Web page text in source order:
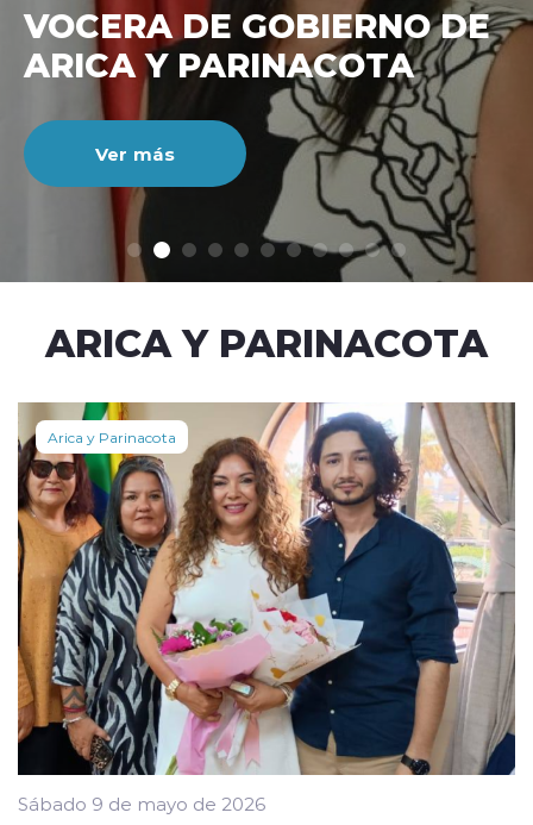
modo claro
VOCERA DE GOBIERNO DE
ARICA Y PARINACOTA
Ver más
ARICA Y PARINACOTA
Arica y Parinacota
Sábado 9 de mayo de 2026